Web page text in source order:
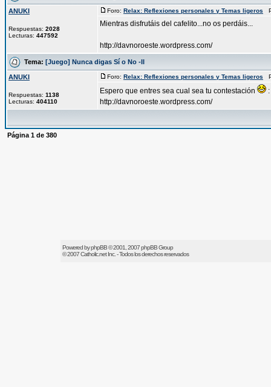
ANUKI
Respuestas: 2028
Lecturas: 447592
Foro: Relax: Reflexiones personales y Temas ligeros
Mientras disfrutáis del cafelito...no os perdáis...
http://davnoroeste.wordpress.com/
Tema: [Juego] Nunca digas Sí o No -II
ANUKI
Respuestas: 1138
Lecturas: 404110
Foro: Relax: Reflexiones personales y Temas ligeros
Espero que entres sea cual sea tu contestación
:
http://davnoroeste.wordpress.com/
Página 1 de 380
Powered byphpBB© 2001, 2007 phpBB Group
© 2007Catholic.netInc. - Todos los derechos reservados